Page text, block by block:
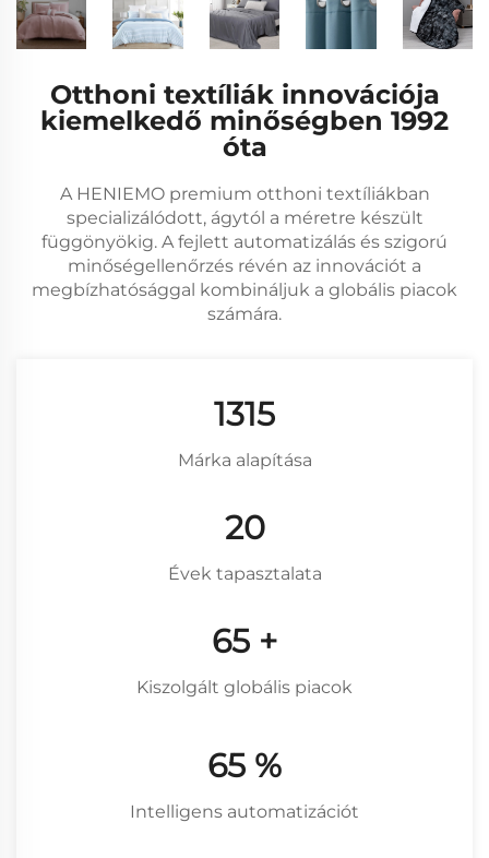
Otthoni textíliák innovációja
kiemelkedő minőségben 1992
óta
A HENIEMO premium otthoni textíliákban
specializálódott, ágytól a méretre készült
függönyökig. A fejlett automatizálás és szigorú
minőségellenőrzés révén az innovációt a
megbízhatósággal kombináljuk a globális piacok
számára.
1766
Márka alapítása
27
Évek tapasztalata
88 +
Kiszolgált globális piacok
88 %
Intelligens automatizációt